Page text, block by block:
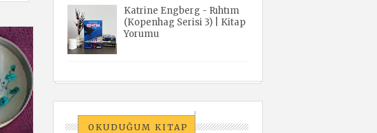
Katrine Engberg - Rıhtım
(Kopenhag Serisi 3) | Kitap
Yorumu
OKUDUĞUM KITAP